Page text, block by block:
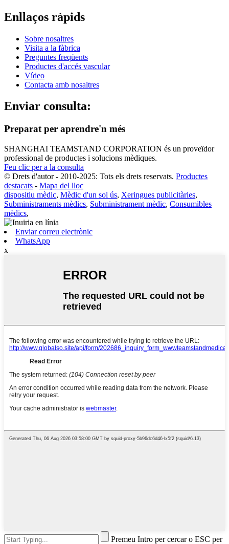
Enllaços ràpids
Sobre nosaltres
Visita a la fàbrica
Preguntes freqüents
Productes d'accés vascular
Vídeo
Contacta amb nosaltres
Enviar consulta:
Preparat per aprendre'n més
SHANGHAI TEAMSTAND CORPORATION és un proveïdor
professional de productes i solucions mèdiques.
Feu clic per a la consulta
© Drets d'autor - 2010-2025: Tots els drets reservats. Productes
destacats - Mapa del lloc
dispositiu mèdic, Mèdic d'un sol ús, Xeringues publicitàries,
Subministraments mèdics, Subministrament mèdic, Consumibles
mèdics,
Enviar correu electrònic
WhatsApp
x
Premeu Intro per cercar o ESC per